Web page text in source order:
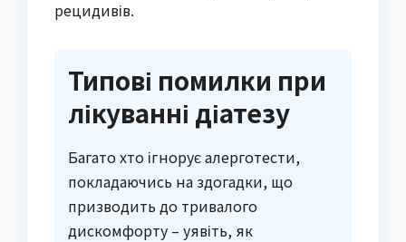
рецидивів.
Типові помилки при
лікуванні діатезу
Багато хто ігнорує алерготести,
покладаючись на здогадки, що
призводить до тривалого
дискомфорту – уявіть, як